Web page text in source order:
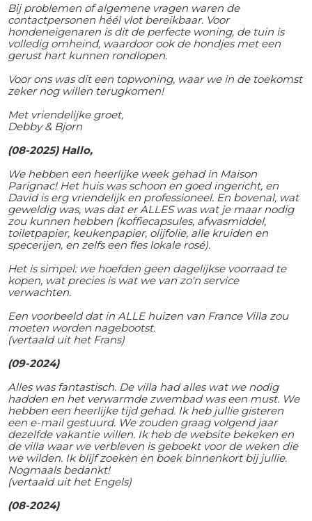
Bij problemen of algemene vragen waren de
contactpersonen héél vlot bereikbaar. Voor
hondeneigenaren is dit de perfecte woning, de tuin is
volledig omheind, waardoor ook de hondjes met een
gerust hart kunnen rondlopen.
Voor ons was dit een topwoning, waar we in de toekomst
zeker nog willen terugkomen!
Met vriendelijke groet,
Debby & Bjorn
(08-2025) Hallo,
We hebben een heerlijke week gehad in Maison
Parignac! Het huis was schoon en goed ingericht, en
David is erg vriendelijk en professioneel. En bovenal, wat
geweldig was, was dat er ALLES was wat je maar nodig
zou kunnen hebben (koffiecapsules, afwasmiddel,
toiletpapier, keukenpapier, olijfolie, alle kruiden en
specerijen, en zelfs een fles lokale rosé).
Het is simpel: we hoefden geen dagelijkse voorraad te
kopen, wat precies is wat we van zo'n service
verwachten.
Een voorbeeld dat in ALLE huizen van France Villa zou
moeten worden nagebootst.
(vertaald uit het Frans)
(09-2024)
Alles was fantastisch. De villa had alles wat we nodig
hadden en het verwarmde zwembad was een must. We
hebben een heerlijke tijd gehad. Ik heb jullie gisteren
een e-mail gestuurd. We zouden graag volgend jaar
dezelfde vakantie willen. Ik heb de website bekeken en
de villa waar we verbleven is geboekt voor de weken die
we wilden. Ik blijf zoeken en boek binnenkort bij jullie.
Nogmaals bedankt!
(vertaald uit het Engels)
(08-2024)